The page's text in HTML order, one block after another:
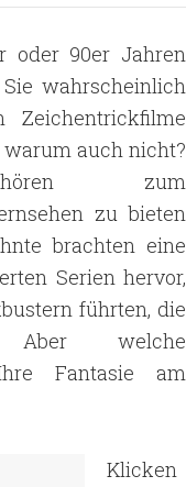
oder 90er Jahren
wahrscheinlich
auch nicht?
zum
zu bieten
brachten eine
Serien hervor,
führten, die
welche
Fantasie am
Klicken